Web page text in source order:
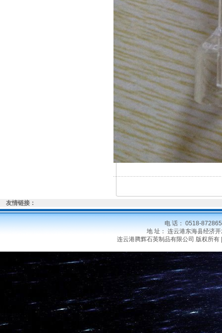
友情链接：
电 话： 0518-
地 址： 连云港东海县经济
连云港腾辉石英制品有限公司 版权所有